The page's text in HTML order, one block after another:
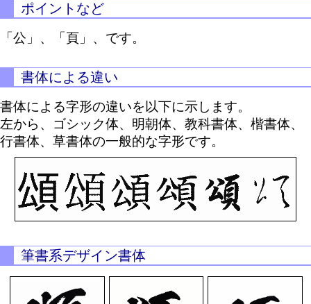
ポイントなど
「公」、「頁」、です。
書体による違い
書体による字形の違いを以下に示します。
左から、ゴシック体、明朝体、教科書体、楷書体、
行書体、草書体の一般的な字形です。
筆書系デザイン書体